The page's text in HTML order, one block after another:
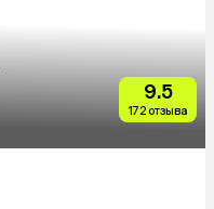
9.5
172 отзыва